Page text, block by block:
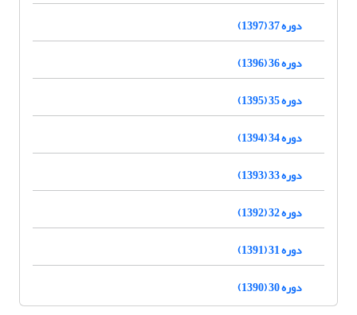
دوره 37 (1397)
دوره 36 (1396)
دوره 35 (1395)
دوره 34 (1394)
دوره 33 (1393)
دوره 32 (1392)
دوره 31 (1391)
دوره 30 (1390)